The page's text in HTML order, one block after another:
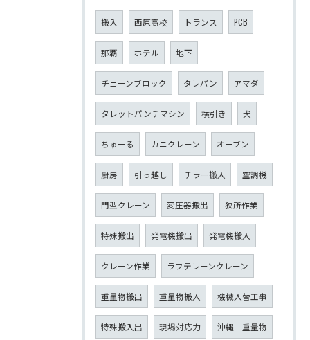
搬入 西原高校 トランス PCB
那覇 ホテル 地下
チェーンブロック タレパン アマダ
タレットパンチマシン 横引き 犬
ちゅーる カニクレーン オーブン
厨房 引っ越し チラー搬入 空調機
門型クレーン 変圧器搬出 狭所作業
特殊搬出 発電機搬出 発電機搬入
クレーン作業 ラフテレーンクレーン
重量物搬出 重量物搬入 機械入替工事
特殊搬入出 現場対応力 沖縄 重量物